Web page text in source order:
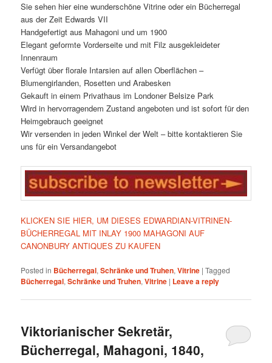
Sie sehen hier eine wunderschöne Vitrine oder ein Bücherregal
aus der Zeit Edwards VII
Handgefertigt aus Mahagoni und um 1900
Elegant geformte Vorderseite und mit Filz ausgekleideter
Innenraum
Verfügt über florale Intarsien auf allen Oberflächen –
Blumengirlanden, Rosetten und Arabesken
Gekauft in einem Privathaus im Londoner Belsize Park
Wird in hervorragendem Zustand angeboten und ist sofort für den
Heimgebrauch geeignet
Wir versenden in jeden Winkel der Welt – bitte kontaktieren Sie
uns für ein Versandangebot
KLICKEN SIE HIER, UM DIESES EDWARDIAN-VITRINEN-
BÜCHERREGAL MIT INLAY 1900 MAHAGONI AUF
CANONBURY ANTIQUES ZU KAUFEN
Posted in Bücherregal,Schränke und Truhen,Vitrine |Tagged
Bücherregal,Schränke und Truhen,Vitrine | Leave a reply
Viktorianischer Sekretär,
Bücherregal, Mahagoni, 1840,